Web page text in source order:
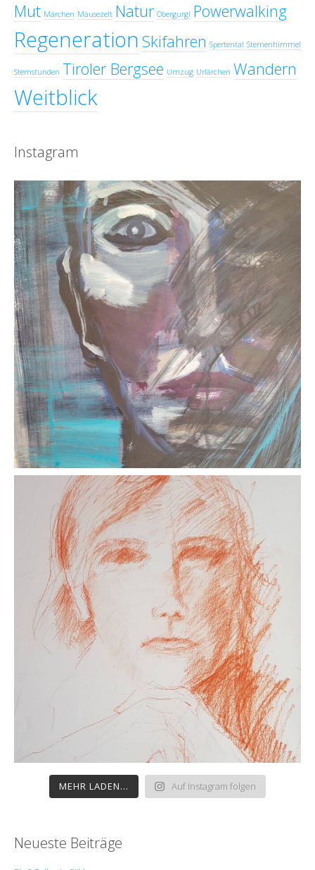
Mut Märchen Mäusezelt Natur Obergurgl Powerwalking
Regeneration Skifahren Spertental Sternenhimmel
Sternstunden Tiroler Bergsee Umzug Urlärchen Wandern
Weitblick
Instagram
MEHR LADEN... Auf Instagram folgen
Neueste Beiträge